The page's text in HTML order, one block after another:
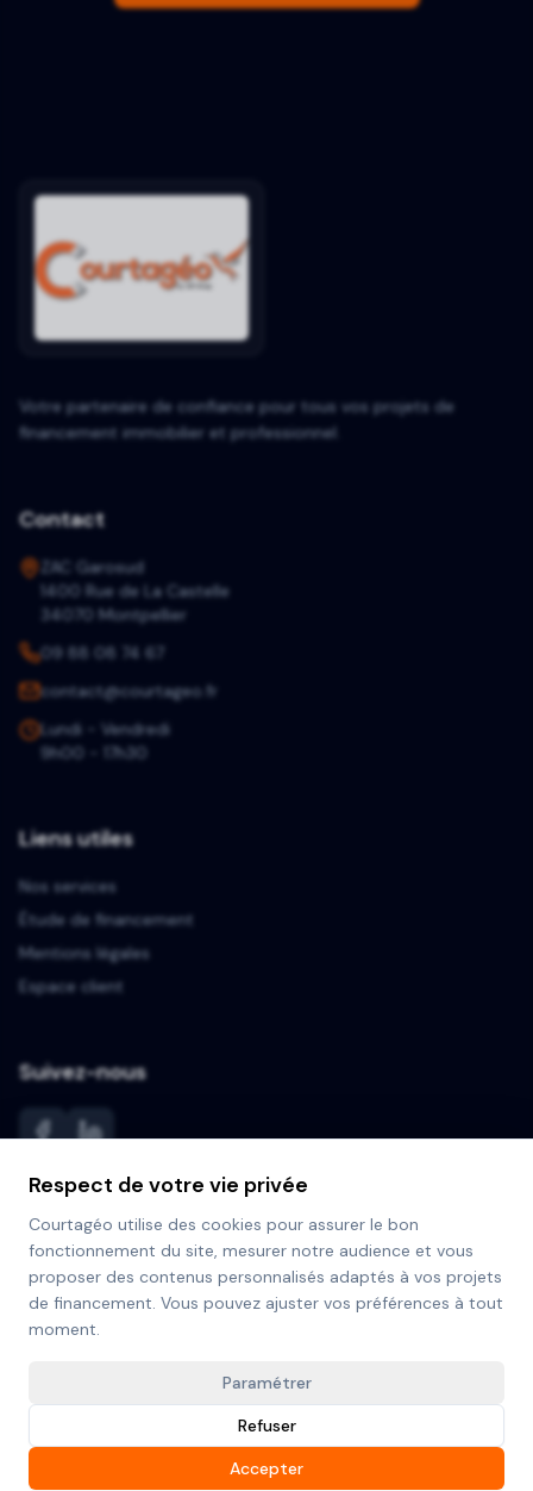
Votre partenaire de confiance pour tous vos projets de
financement immobilier et professionnel.
Contact
ZAC Garosud
1400 Rue de La Castelle
34070 Montpellier
09 88 08 74 67
contact@courtageo.fr
Lundi - Vendredi
9h00 - 17h30
Liens utiles
Nos services
Étude de financement
Mentions légales
Espace client
Suivez-nous
En partenariat avec
ISP Group Immobilier & B2BOX'66 (domiciliation entreprise)
www.isp-group.immo / www.b2box66.fr
Courtagéo. Tous droits réservés.
ORIAS N° 23003170 - Courtier en opérations de banque et
services de paiement
Respect de votre vie privée
Courtagéo utilise des cookies pour assurer le bon
fonctionnement du site, mesurer notre audience et vous
proposer des contenus personnalisés adaptés à vos projets
de financement. Vous pouvez ajuster vos préférences à tout
moment.
Paramétrer
Refuser
Accepter